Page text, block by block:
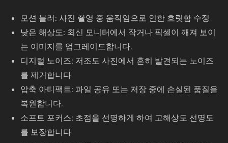
모션 블러: 사진 촬영 중 움직임으로 인한 흐릿함 수정
낮은 해상도: 최신 모니터에서 작거나 픽셀이 깨져 보이
는 이미지를 업그레이드합니다.
디지털 노이즈: 저조도 사진에서 흔히 발견되는 노이즈
를 제거합니다
압축 아티팩트: 파일 공유 또는 저장 중에 손실된 품질을
복원합니다.
소프트 포커스: 초점을 선명하게 하여 고해상도 선명도
를 보장합니다